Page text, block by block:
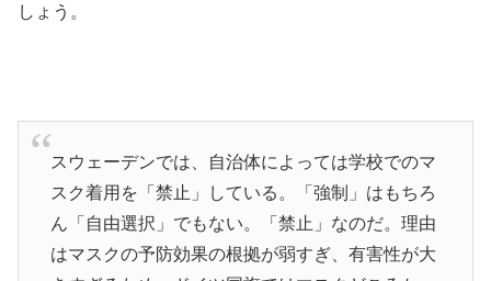
しょう。
スウェーデンでは、自治体によっては学校でのマ
スク着用を「禁止」している。「強制」はもちろ
ん「自由選択」でもない。「禁止」なのだ。理由
はマスクの予防効果の根拠が弱すぎ、有害性が大